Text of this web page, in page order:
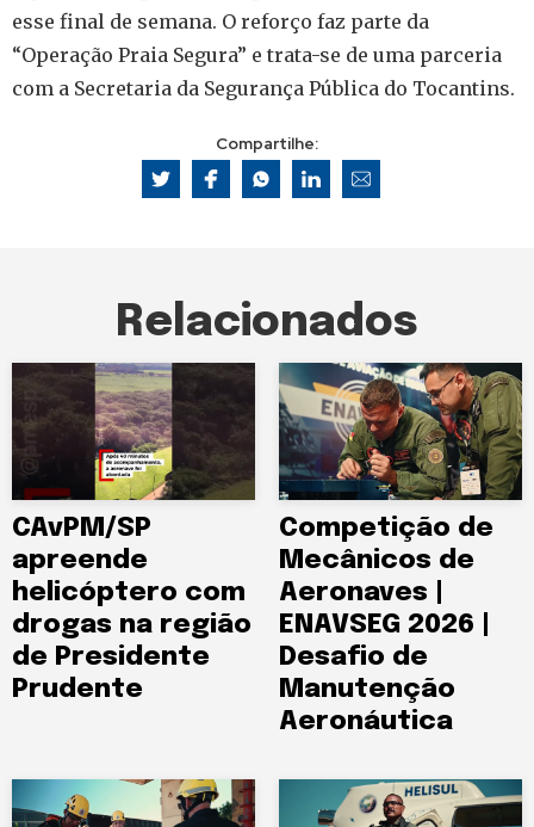
esse final de semana. O reforço faz parte da
“Operação Praia Segura” e trata-se de uma parceria
com a Secretaria da Segurança Pública do Tocantins.
Compartilhe:
Relacionados
CAvPM/SP
apreende
helicóptero com
drogas na região
de Presidente
Prudente
Competição de
Mecânicos de
Aeronaves |
ENAVSEG 2026 |
Desafio de
Manutenção
Aeronáutica